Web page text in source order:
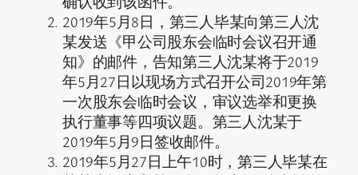
2019年5月8日，第三人毕某向第三人沈
某发送《甲公司股东会临时会议召开通
知》的邮件，告知第三人沈某将于2019
年5月27日以现场方式召开公司2019年第
一次股东会临时会议，审议选举和更换
执行董事等四项议题。第三人沈某于
2019年5月9日签收邮件。
2019年5月27日上午10时，第三人毕某在